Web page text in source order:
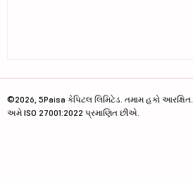
©2026, 5Paisa કેપિટલ લિમિટેડ. તમામ હકો આરક્ષિત.
અમે ISO 27001:2022 પ્રમાણિત છીએ.